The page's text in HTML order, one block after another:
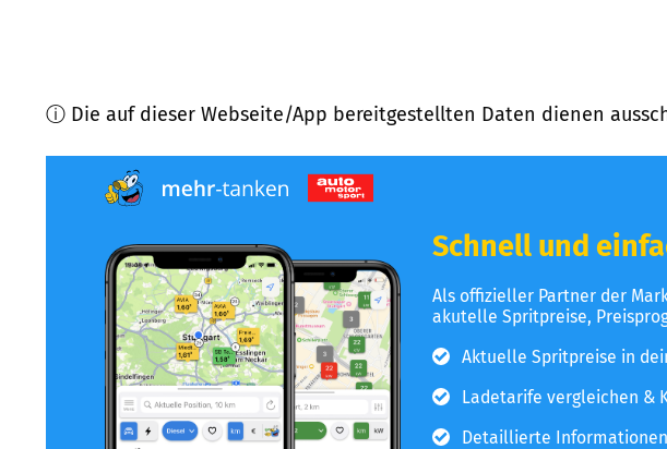
ⓘ Die auf dieser Webseite/App bereitgestellten Daten dienen
Schnell und
Als offizieller Partner der
akutelle Spritpreise,
Aktuelle Spritpreise in
Ladetarife vergleichen &
Detaillierte Informationen